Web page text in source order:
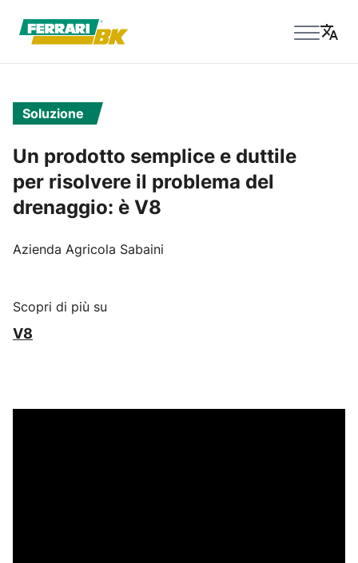
Soluzione
Un prodotto semplice e duttile
per risolvere il problema del
drenaggio: è V8
Azienda Agricola Sabaini
Scopri di più su
V8